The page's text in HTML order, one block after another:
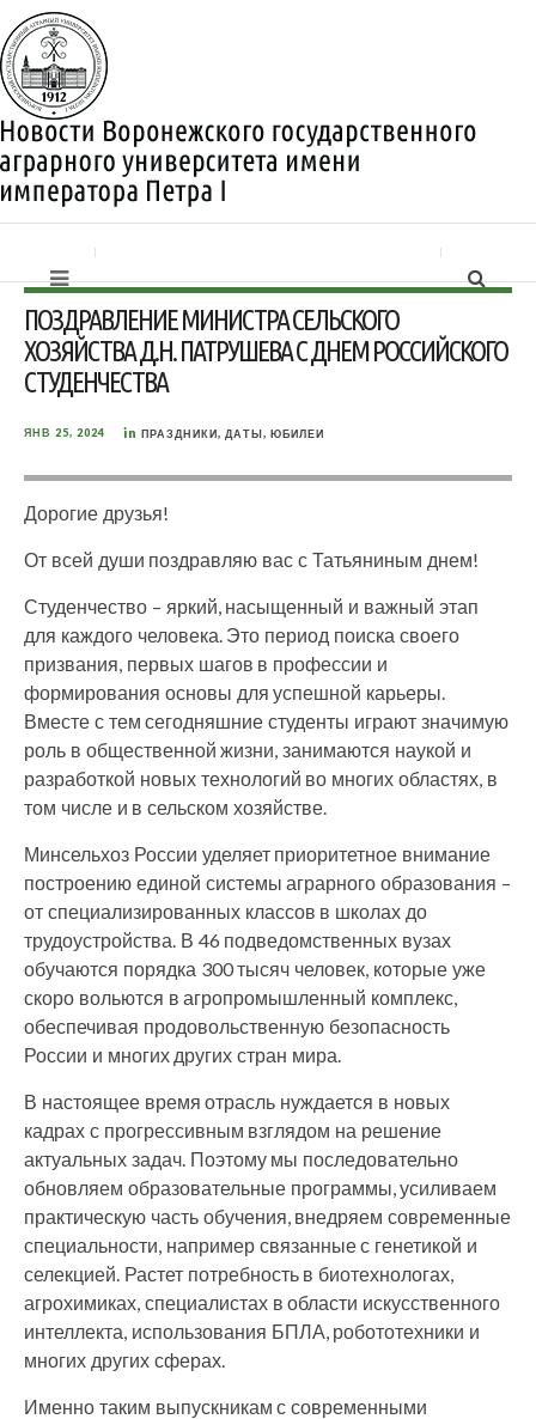
ПОЗДРАВЛЕНИЕ МИНИСТРА СЕЛЬСКОГО
ХОЗЯЙСТВА Д.Н. ПАТРУШЕВА С ДНЕМ РОССИЙСКОГО
СТУДЕНЧЕСТВА
ЯНВ 25, 2024 in ПРАЗДНИКИ, ДАТЫ, ЮБИЛЕИ
Дорогие друзья!
От всей души поздравляю вас с Татьяниным днем!
Студенчество – яркий, насыщенный и важный этап
для каждого человека. Это период поиска своего
призвания, первых шагов в профессии и
формирования основы для успешной карьеры.
Вместе с тем сегодняшние студенты играют значимую
роль в общественной жизни, занимаются наукой и
разработкой новых технологий во многих областях, в
том числе и в сельском хозяйстве.
Минсельхоз России уделяет приоритетное внимание
построению единой системы аграрного образования –
от специализированных классов в школах до
трудоустройства. В 46 подведомственных вузах
обучаются порядка 300 тысяч человек, которые уже
скоро вольются в агропромышленный комплекс,
обеспечивая продовольственную безопасность
России и многих других стран мира.
В настоящее время отрасль нуждается в новых
кадрах с прогрессивным взглядом на решение
актуальных задач. Поэтому мы последовательно
обновляем образовательные программы, усиливаем
практическую часть обучения, внедряем современные
специальности, например связанные с генетикой и
селекцией. Растет потребность в биотехнологах,
агрохимиках, специалистах в области искусственного
интеллекта, использования БПЛА, робототехники и
многих других сферах.
Именно таким выпускникам с современными